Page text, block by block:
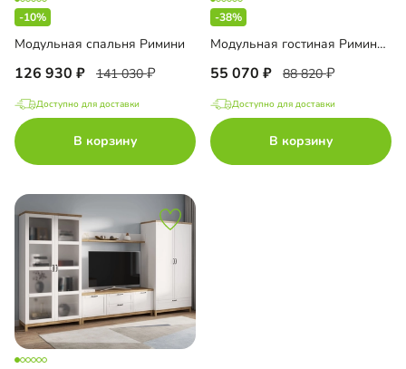
-10%
Модульная спальня Римини
126 930 141 030
Доступно для доставки
В корзину
-38%
Модульная гостиная Римини-1
55 070 88 820
Доступно для доставки
В корзину